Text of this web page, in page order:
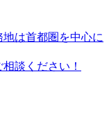
は首都圏を中心に
談ください！